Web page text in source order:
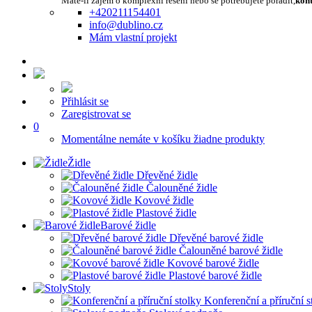
+420211154401
info@dublino.cz
Mám vlastní projekt
Přihlásit se
Zaregistrovat se
0
Momentálne nemáte v košíku žiadne produkty
Židle
Dřevěné židle
Čalouněné židle
Kovové židle
Plastové židle
Barové židle
Dřevěné barové židle
Čalouněné barové židle
Kovové barové židle
Plastové barové židle
Stoly
Konferenční a příruční